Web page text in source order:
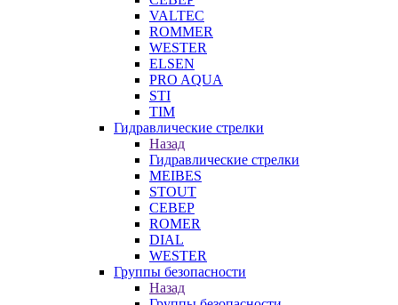
VALTEC
ROMMER
WESTER
ELSEN
PRO AQUA
STI
TIM
Гидравлические стрелки
Назад
Гидравлические стрелки
MEIBES
STOUT
СЕВЕР
ROMER
DIAL
WESTER
Группы безопасности
Назад